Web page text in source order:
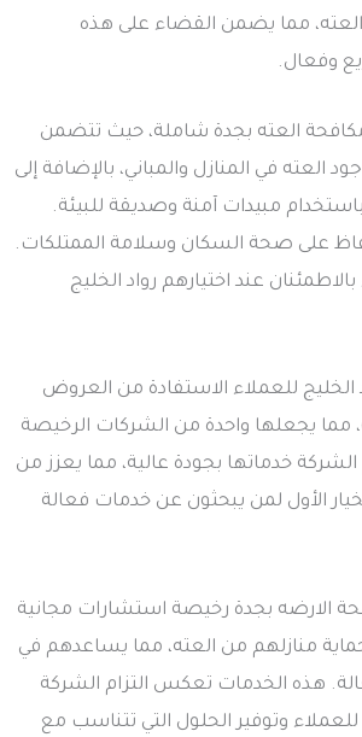
مما يضمن القضاء على هذه
وفعال.
العته بجدة شاملة، حيث تتضمن
العته في المنازل والمباني، بالإضافة إلى
مبيدات آمنة وصديقة للبيئة.
على صحة السكان وسلامة الممتلكات.
عند اختيارهم رواد الخليج
الخليج للعملاء الاستفادة من العروض
مما يجعلها واحدة من الشركات الرخيصة
خدماتها بجودة عالية، مما يعزز من
الأول لمن يبحثون عن خدمات فعالة
الارضه بجدة رخيصة استشارات مجانية
منازلهم من العته، مما يساعدهم في
هذه الخدمات تعكس التزام الشركة
وتوفير الحلول التي تتناسب مع